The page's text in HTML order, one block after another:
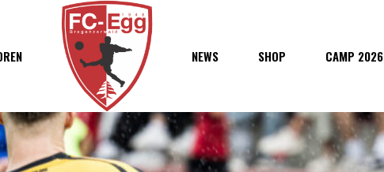
NEWS SHOP CAMP 2026